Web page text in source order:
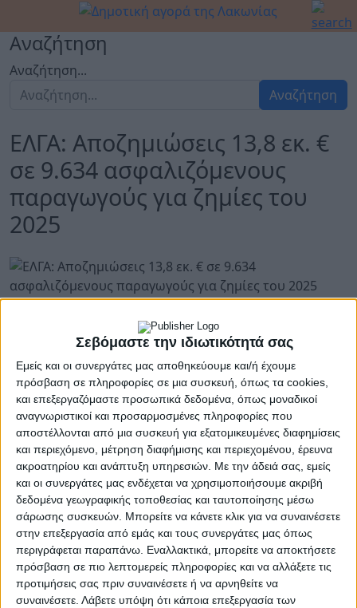
Σεβόμαστε την ιδιωτικότητά σας
Εμείς και οι συνεργάτες μας αποθηκεύουμε και/ή έχουμε
πρόσβαση σε πληροφορίες σε μια συσκευή, όπως τα cookies,
και επεξεργαζόμαστε προσωπικά δεδομένα, όπως μοναδικοί
αναγνωριστικοί και προσαρμοσμένες πληροφορίες που
αποστέλλονται από μια συσκευή για εξατομικευμένες διαφημίσεις
και περιεχόμενο, μέτρηση διαφήμισης και περιεχομένου, έρευνα
ακροατηρίου και ανάπτυξη υπηρεσιών. Με την άδειά σας, εμείς
και οι συνεργάτες μας ενδέχεται να χρησιμοποιήσουμε ακριβή
δεδομένα γεωγραφικής τοποθεσίας και ταυτοποίησης μέσω
σάρωσης συσκευών. Μπορείτε να κάνετε κλικ για να συναινέσετε
στην επεξεργασία από εμάς και τους συνεργάτες μας όπως
περιγράφεται παραπάνω. Εναλλακτικά, μπορείτε να αποκτήσετε
πρόσβαση σε πιο λεπτομερείς πληροφορίες και να αλλάξετε τις
προτιμήσεις σας πριν συναινέσετε ή να αρνηθείτε να
συναινέσετε. Λάβετε υπόψη ότι κάποια επεξεργασία των
Αναζήτηση
Αναζήτηση...
Αναζήτηση
ΕΛΓΑ: Αποζημιώσεις 13,8 εκ. €
σε 9.634 ασφαλιζόμενους
παραγωγούς για ζημίες του
2025
07 Ιουλίου 2026
Αποζημιώσεις ύψους 13,8 εκ. € σε 9.634
ασφαλιζόμενους παραγωγούς
για ζημίες του έτους 2025
Ο ΕΛ.Γ.Α. κατέβαλε σήμερα Τρίτη 7 Ιουλίου 2026,
αποζημιώσεις ύψους 13,8 εκ. €
σε 9.634 ασφαλιζόμενους παραγωγούς στον
Οργανισμό, για ζημίες του έτους
2025, σε καλλιέργειες φυτικής παραγωγής και
εκτροφής ζωικού κεφαλαίου.
Η πληρωμή πραγματοποιήθηκε μέσω της Τραπέζης
της Ελλάδος